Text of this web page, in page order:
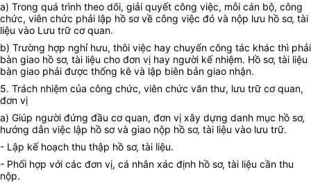
a) Trong quá trình theo dõi, giải quyết công việc, mỗi cán bộ, công
chức, viên chức phải lập hồ sơ về công việc đó và nộp lưu hồ sơ, tài
liệu vào Lưu trữ cơ quan.
b) Trường hợp nghỉ hưu, thôi việc hay chuyển công tác khác thì phải
bàn giao hồ sơ, tài liệu cho đơn vị hay người kế nhiệm. Hồ sơ, tài liệu
bàn giao phải được thống kê và lập biên bản giao nhận.
5. Trách nhiệm của công chức, viên chức văn thư, lưu trữ cơ quan,
đơn vị
a) Giúp người đứng đầu cơ quan, đơn vị xây dựng danh mục hồ sơ,
hướng dẫn việc lập hồ sơ và giao nộp hồ sơ, tài liệu vào lưu trữ.
- Lập kế hoạch thu thập hồ sơ, tài liệu.
- Phối hợp với các đơn vị, cá nhân xác định hồ sơ, tài liệu cần thu
nộp.